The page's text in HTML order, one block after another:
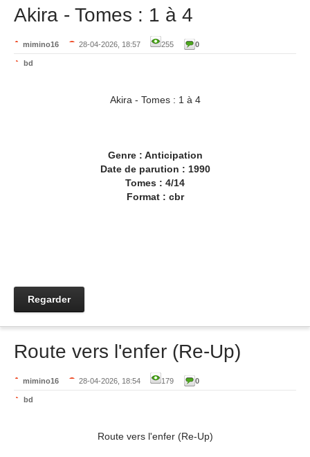
Akira - Tomes : 1 à 4
mimino16 28-04-2026, 18:57 255 0
bd
Akira - Tomes : 1 à 4
Genre : Anticipation
Date de parution : 1990
Tomes : 4/14
Format : cbr
Regarder
Route vers l'enfer (Re-Up)
mimino16 28-04-2026, 18:54 179 0
bd
Route vers l'enfer (Re-Up)